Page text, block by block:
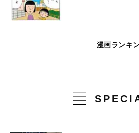
漫画ランキ